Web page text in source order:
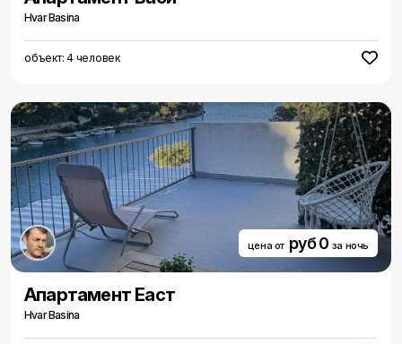
Hvar Basina
объект: 4 человек
цена от руб 0 за ночь
Aпартамент Еаст
Hvar Basina